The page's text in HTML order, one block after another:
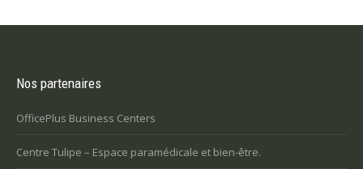
Nos partenaires
OfficePlus Business Centers
Centre Tulipe – Espace paramédicale et bien-être.